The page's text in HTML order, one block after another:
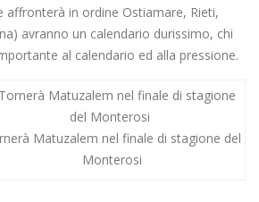
affronterà in ordine Ostiamare, Rieti,
avranno un calendario durissimo, chi
al calendario ed alla pressione.
Matuzalem nel finale di stagione del
Monterosi